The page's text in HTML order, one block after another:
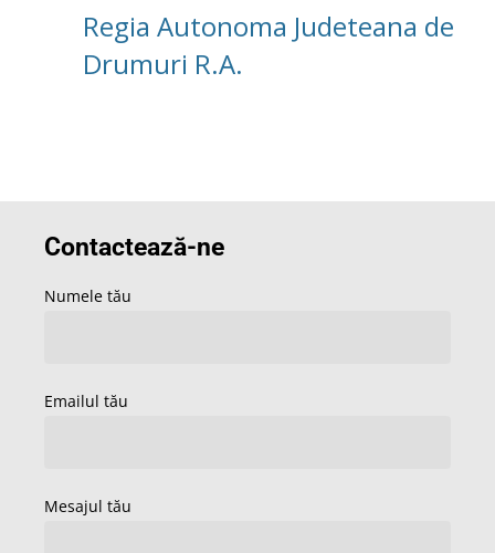
Regia Autonoma Judeteana de
Drumuri R.A.